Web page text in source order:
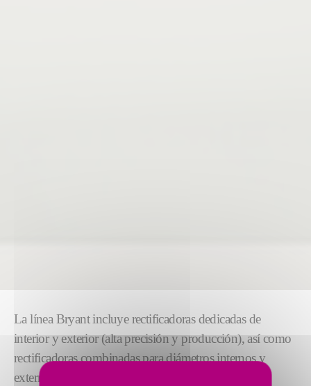
La línea Bryant incluye rectificadoras dedicadas de
interior y exterior (alta precisión y producción), así como
rectificadoras combinadas para diámetros internos y
externos (pistas de baleros y caras). Las rectificadoras